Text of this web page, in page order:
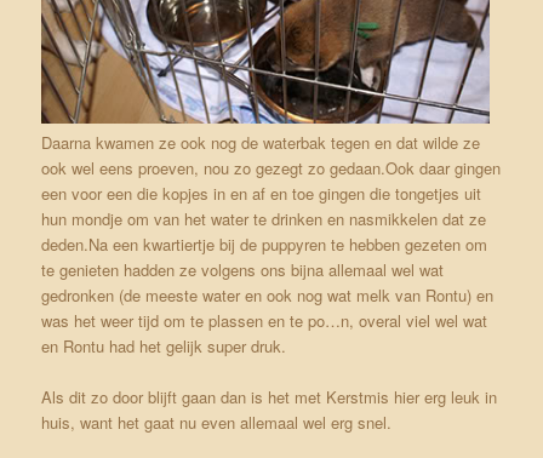
Daarna kwamen ze ook nog de waterbak tegen en dat wilde ze
ook wel eens proeven, nou zo gezegt zo gedaan.Ook daar gingen
een voor een die kopjes in en af en toe gingen die tongetjes uit
hun mondje om van het water te drinken en nasmikkelen dat ze
deden.Na een kwartiertje bij de puppyren te hebben gezeten om
te genieten hadden ze volgens ons bijna allemaal wel wat
gedronken (de meeste water en ook nog wat melk van Rontu) en
was het weer tijd om te plassen en te po…n, overal viel wel wat
en Rontu had het gelijk super druk.
Als dit zo door blijft gaan dan is het met Kerstmis hier erg leuk in
huis, want het gaat nu even allemaal wel erg snel.